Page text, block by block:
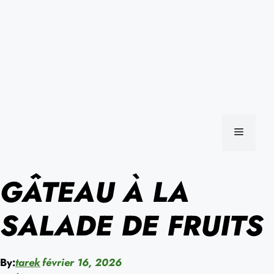
MENU
GÂTEAU À LA
SALADE DE FRUITS
By:tarekfévrier 16, 2026